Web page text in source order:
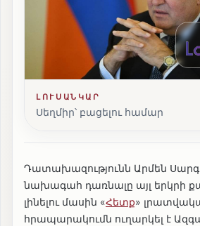
ԼՈՒՍԱՆԿԱՐ
Սեղմիր՝ բացելու համար
Դատախազությունն Արմեն
նախագահ դառնալը այլ երկրի
լինելու մասին «Հետք»
հրապարակումն ուղարկել է